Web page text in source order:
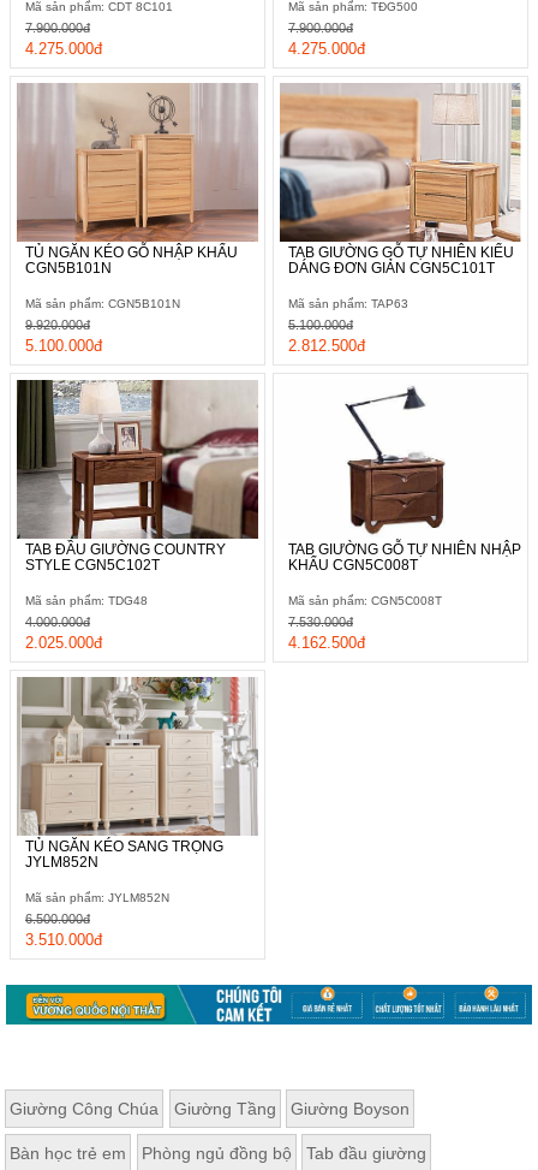
Mã sản phẩm: CDT 8C101
4.275.000đ
7.900.000đ
Mã sản phẩm: TĐG500
4.275.000đ
7.900.000đ
TỦ NGĂN KÉO GỖ NHẬP KHẨU
CGN5B101N
Mã sản phẩm: CGN5B101N
5.100.000đ
9.920.000đ
TAB GIƯỜNG GỖ TỰ NHIÊN KIỂU
DÁNG ĐƠN GIẢN CGN5C101T
Mã sản phẩm: TAP63
2.812.500đ
5.100.000đ
TAB ĐẦU GIƯỜNG COUNTRY
STYLE CGN5C102T
Mã sản phẩm: TDG48
2.025.000đ
4.000.000đ
TAB GIƯỜNG GỖ TỰ NHIÊN NHẬP
KHẨU CGN5C008T
Mã sản phẩm: CGN5C008T
4.162.500đ
7.530.000đ
TỦ NGĂN KÉO SANG TRỌNG
JYLM852N
Mã sản phẩm: JYLM852N
3.510.000đ
6.500.000đ
Giường Công Chúa Giường Tầng Giường Boyson
Bàn học trẻ em Phòng ngủ đồng bộ Tab đầu giường